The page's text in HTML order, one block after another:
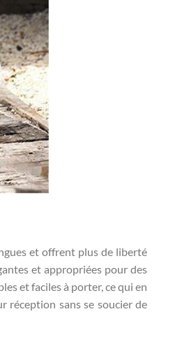
et offrent plus de liberté
et appropriées pour des
et faciles à porter, ce qui en
réception sans se soucier de